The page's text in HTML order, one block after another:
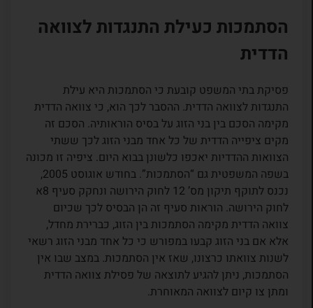
הסתמכות כעילת התנגדות לצוואה
הדדית
פסיקת בתי המשפט קובעת כי הסתמכות היא עילת
התנגדות לצוואה הדדית. ההסבר לכך הוא, כי צוואה הדדית
מקימה הסכם בין בני הזוג על בסיס הוראותיה. הסכם זה
מקים ציפייה הדדית של כל אחד מבני הזוג לכך ששתי
הצוואות ההדדיות יאכפו כלשונן בבוא היום. ציפיה זו מכונה
בשפה המשפטית גם “הסתמכות”. בחודש אוגוסט 2005,
נכנס לתוקף תיקון מס’ 12 לחוק הירושה ונחקק סעיף 8א
לחוק הירושה. הוראות סעיף זה הן הבסיס לכך שכיום
צוואה הדדית מקימה הסתמכות בין הזוג, כברירת מחדל,
אלא אם בני הזוג קבעו במפורש כי כל אחד מבני הזוג רשאי
לשנות צוואתו כרצונו, שאז אין הסתמכות. במצב שבו אין
הסתמכות, ניתן להגיע לתוצאה של פסילת צוואה הדדית
ומתן צו קיום לצוואה המאוחרת.